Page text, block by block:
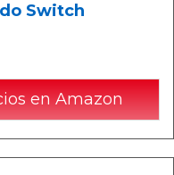
Switch
en Amazon